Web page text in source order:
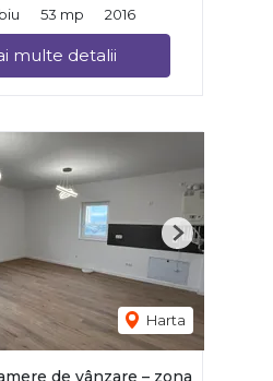
53 mp 2016
multe detalii
Harta
Next
de vânzare – zona